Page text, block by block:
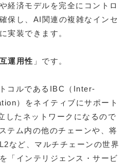
経済モデルを完全にコントロ
確保し、AI関連の複雑なインセ
実装できます。
運用性 」です。
コルであるIBC（Inter-
）をネイティブにサポート
したネットワークになるので
テム内の他のチェーンや、将
など、マルチチェーンの世界
「インテリジェンス・サービ